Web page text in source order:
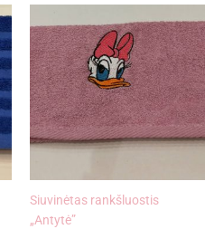
Siuvinėtas rankšluostis
„Antytė”